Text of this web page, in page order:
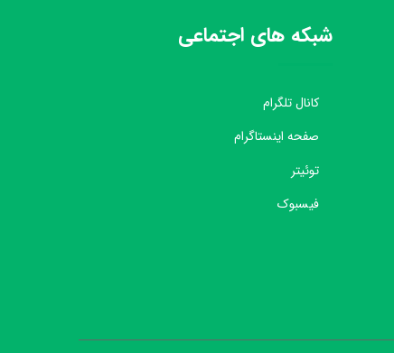
شبکه های اجتماعی
کانال تلگرام
صفحه اینستاگرام
توئیتر
فیسبوک